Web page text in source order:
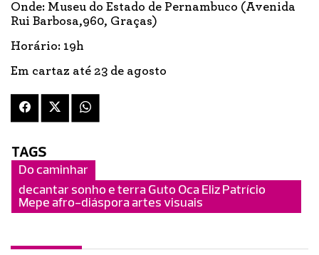
Onde: Museu do Estado de Pernambuco (Avenida
Rui Barbosa,960, Graças)
Horário: 19h
Em cartaz até 23 de agosto
TAGS
Do caminhar
decantar sonho e terra Guto Oca Eliz Patrício
Mepe afro-diáspora artes visuais